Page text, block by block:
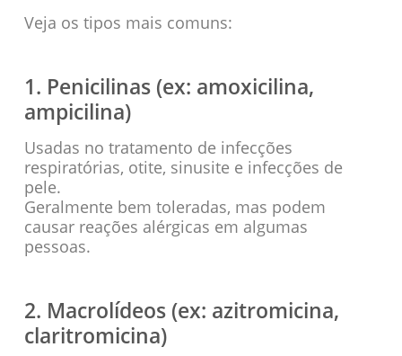
Veja os tipos mais comuns:
1. Penicilinas (ex: amoxicilina,
ampicilina)
Usadas no tratamento de infecções
respiratórias, otite, sinusite e infecções de
pele.
Geralmente bem toleradas, mas podem
causar reações alérgicas em algumas
pessoas.
2. Macrolídeos (ex: azitromicina,
claritromicina)